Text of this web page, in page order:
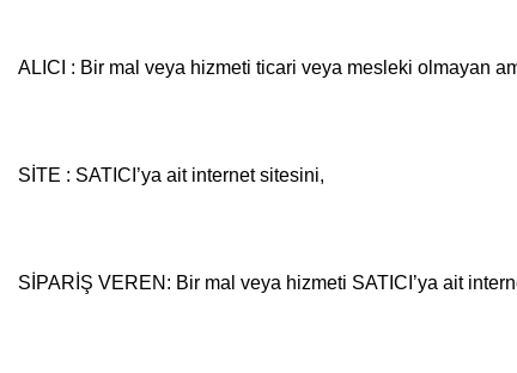
ALICI : Bir mal veya hizmeti ticari veya mesleki olmayan
SİTE : SATICI’ya ait internet sitesini,
SİPARİŞ VEREN: Bir mal veya hizmeti SATICI’ya ait